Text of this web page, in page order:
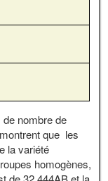
nombre de
que les
la variété
homogènes,